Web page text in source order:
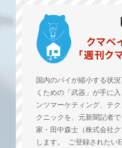
国内のパイが縮小する状
くための「武器」が手に
ンツマーケティング、テ
クニックを、元新聞記者
家・田中森士（株式会社
します。 ご登録されたい